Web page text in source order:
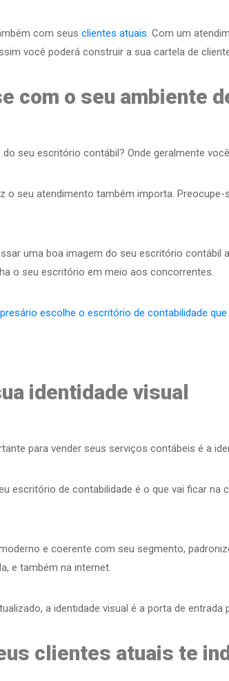
com seus clientes atuais. Com um
você poderá construir a sua cartela de
com o seu ambiente
seu escritório contábil? Onde geralmente
o seu atendimento também importa.
uma boa imagem do seu escritório
o seu escritório em meio aos concorrentes.
escolhe o escritório de contabilidade
identidade visual
para vender seus serviços contábeis é a
escritório de contabilidade é o que vai ficar
e coerente com seu segmento,
e também na internet.
a identidade visual é a porta de
clientes atuais te